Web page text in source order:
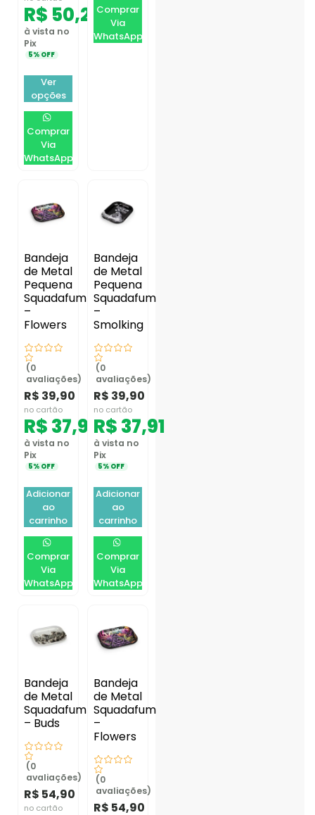
R$ 50,26
à vista no
Pix
5% OFF
Ver
opções
Comprar
Via
WhatsApp
Comprar
Via
WhatsApp
Bandeja
de Metal
Pequena
Squadafum
–
Flowers
(0
avaliações)
R$ 39,90
no cartão
R$37,91
à vista no
Pix
5% OFF
Adicionar
ao
carrinho
Comprar
Via
WhatsApp
Bandeja
de Metal
Pequena
Squadafum
–
Smolking
(0
avaliações)
R$ 39,90
no cartão
R$37,91
à vista no
Pix
5% OFF
Adicionar
ao
carrinho
Comprar
Via
WhatsApp
Bandeja
de Metal
Squadafum
– Buds
(0
avaliações)
R$ 54,90
no cartão
Bandeja
de Metal
Squadafum
–
Flowers
(0
avaliações)
R$ 54,90